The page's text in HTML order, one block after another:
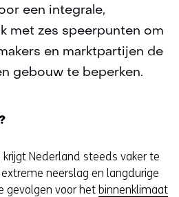
een integrale,
met zes speerpunten om
en marktpartijen de
gebouw te beperken.
Nederland steeds vaker te
neerslag en langdurige
gevolgen voor het binnenklimaat